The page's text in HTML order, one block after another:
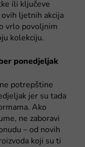
ili ključeve
ljetnih akcija
vrlo povoljnim
kolekciju.
ponedjeljak
potrepštine
jer su tada
Ako
ne zaboravi
– od novih
koji su ti